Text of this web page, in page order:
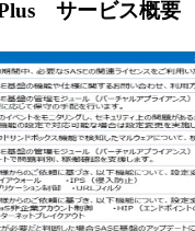
サービス概要